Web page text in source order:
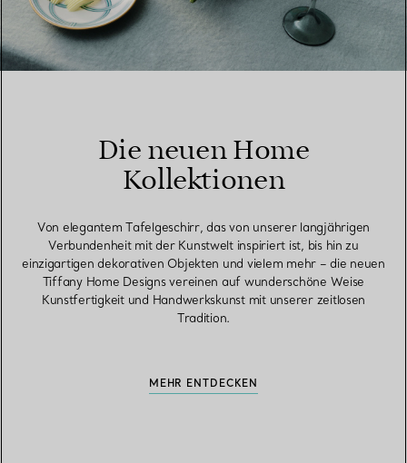
Die neuen Home
Kollektionen
Von elegantem Tafelgeschirr, das von unserer langjährigen
Verbundenheit mit der Kunstwelt inspiriert ist, bis hin zu
einzigartigen dekorativen Objekten und vielem mehr – die neuen
Tiffany Home Designs vereinen auf wunderschöne Weise
Kunstfertigkeit und Handwerkskunst mit unserer zeitlosen
Tradition.
MEHR ENTDECKEN